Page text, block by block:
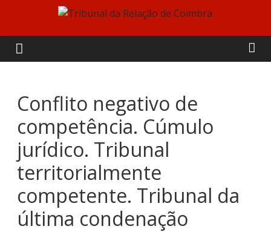
content
Tribunal
da
Relação
de
Coimbra
Conflito negativo de
competência. Cúmulo
jurídico. Tribunal
territorialmente
competente. Tribunal da
última condenação